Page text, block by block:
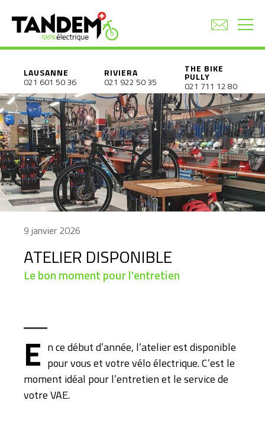
LAUSANNE
021 601 50 36
RIVIERA
021 922 50 35
THE BIKE
PULLY
021 711 12 80
9 janvier 2026
ATELIER DISPONIBLE
Le bon moment pour l'entretien
E n ce début d’année, l’atelier est disponible
pour vous et votre vélo électrique. C’est le
moment idéal pour l’entretien et le service de
votre VAE.